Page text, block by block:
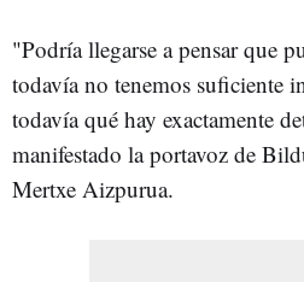
"Podría llegarse a pensar que
todavía no tenemos suficiente
todavía qué hay exactamente
manifestado la portavoz de
Mertxe Aizpurua.